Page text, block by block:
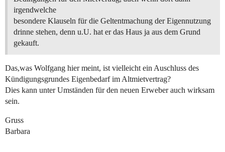
irgendwelche
besondere Klauseln für die Geltentmachung der Eigennutzung
drinne stehen, denn u.U. hat er das Haus ja aus dem Grund
gekauft.
Das,was Wolfgang hier meint, ist vielleicht ein Auschluss des
Kündigungsgrundes Eigenbedarf im Altmietvertrag?
Dies kann unter Umständen für den neuen Erweber auch wirksam
sein.
Gruss
Barbara